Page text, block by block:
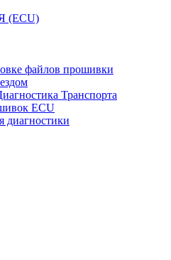
(ECU)
файлов прошивки
Транспорта
ECU
диагностики